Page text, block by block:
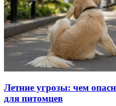
Летние угрозы: чем
для питомцев